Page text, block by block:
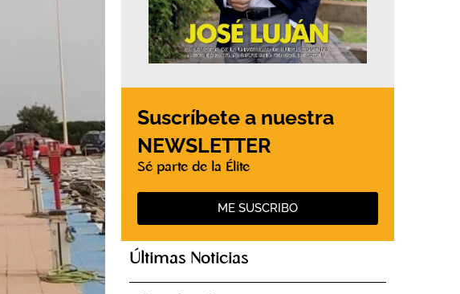
Suscríbete a nuestra
NEWSLETTER
Sé parte de la Élite
ME SUSCRIBO
Últimas Noticias